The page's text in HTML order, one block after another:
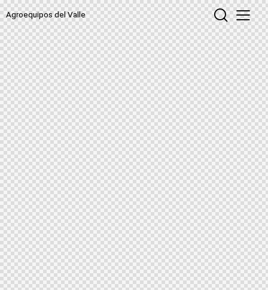
Agroequipos del Valle